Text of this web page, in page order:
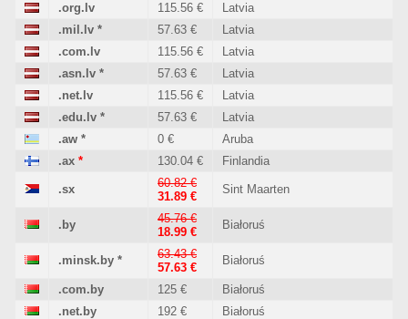
.org.lv
115.56 €
Latvia
.mil.lv * 57.63 €
Latvia
.com.lv
115.56 €
Latvia
.asn.lv * 57.63 €
Latvia
.net.lv
115.56 €
Latvia
.edu.lv * 57.63 €
Latvia
.aw * 0 €
Aruba
.ax * 130.04 € Finlandia
.sx
60.82 €
31.89 €
Sint Maarten
.by
45.76 €
18.99 €
Białoruś
.minsk.by *
63.43 €
57.63 €
Białoruś
.com.by 125 €
Białoruś
.net.by
192 €
Białoruś